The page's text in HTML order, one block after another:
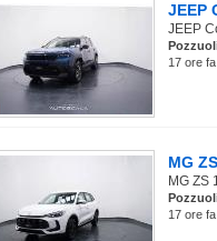
JEEP
JEEP
17 ore
MG
MG ZS
17 ore